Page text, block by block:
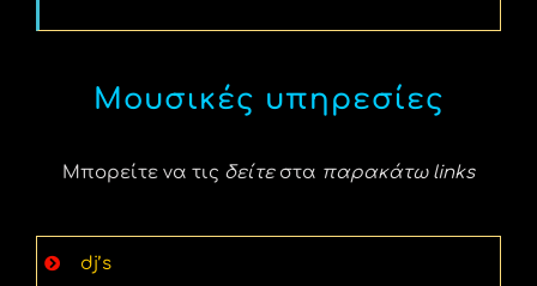
Μουσικές υπηρεσίες
Μπορείτε να τις δείτεστα παρακάτω links
dj’s